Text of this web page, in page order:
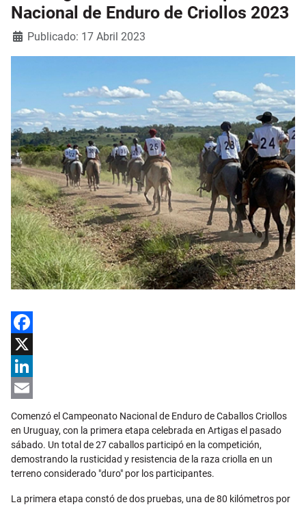
Nacional de Enduro de Criollos 2023
Detalles
Publicado: 17 Abril 2023
Facebook
X
LinkedIn
Email
Comenzó el Campeonato Nacional de Enduro de Caballos Criollos
en Uruguay, con la primera etapa celebrada en Artigas el pasado
sábado. Un total de 27 caballos participó en la competición,
demostrando la rusticidad y resistencia de la raza criolla en un
terreno considerado "duro" por los participantes.
La primera etapa constó de dos pruebas, una de 80 kilómetros por